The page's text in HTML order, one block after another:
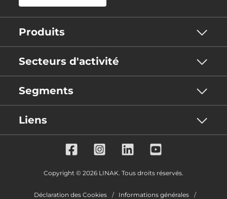
Produits
Secteurs d'activité
Segments
Liens
Copyright © 2026 LINAK. Tous droits réservés.
Déclaration des Cookies
Informations générales